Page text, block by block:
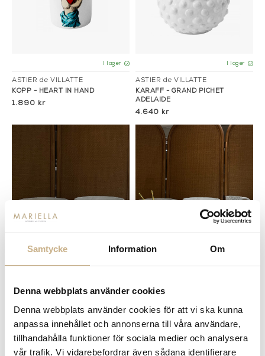
Samtycke Information Om
Denna webbplats använder cookies
Denna webbplats använder cookies för att vi ska kunna
anpassa innehållet och annonserna till våra användare,
tillhandahålla funktioner för sociala medier och analysera
vår trafik. Vi vidarebefordrar även sådana identifierare
I lager
ASTIER de VILLATTE
KOPP - HEART IN HAND
1.890 kr
I lager
ASTIER de VILLATTE
KARAFF - GRAND PICHET
ADELAIDE
4.640 kr
I lager
ADELAIDE
2.990 kr